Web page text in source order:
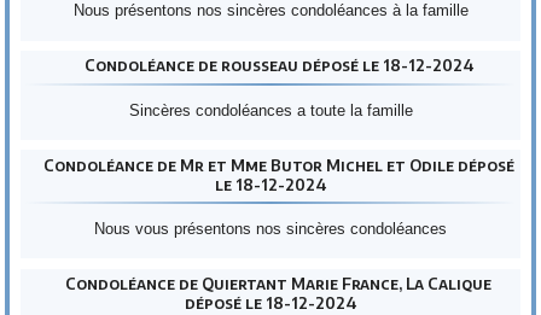
Nous présentons nos sincères condoléances à la famille
Condoléance de rousseau déposé le 18-12-2024
Sincères condoléances a toute la famille
Condoléance de Mr et Mme Butor Michel et Odile déposé
le 18-12-2024
Nous vous présentons nos sincères condoléances
Condoléance de Quiertant Marie France, La Calique
déposé le 18-12-2024